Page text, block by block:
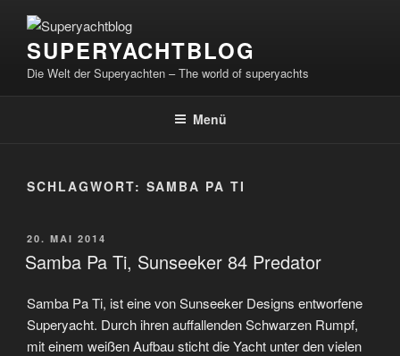
Inhalt
springenSUPERYACHTBLOG
Die Welt der Superyachten – The world of superyachts
Menü
SCHLAGWORT: SAMBA PA TI
VERÖFFENTLICHT
AM
20. MAI 2014
Samba Pa Ti, Sunseeker 84 Predator
Samba Pa Ti, ist eine von Sunseeker Designs entworfene
Superyacht. Durch ihren auffallenden Schwarzen Rumpf,
mit einem weißen Aufbau sticht die Yacht unter den vielen